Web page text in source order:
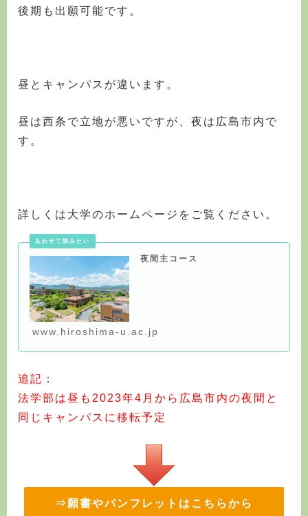
後期も出願可能です。
昼とキャンパスが違います。
昼は西条で立地が悪いですが、夜は広島市内で
す。
詳しくは大学のホームページをご覧ください。
夜間主コース
www.hiroshima-u.ac.jp
追記：
法学部は昼も2023年4月から広島市内の夜間と
同じキャンパスに移転予定
⇒願書やパンフレットはこちらから